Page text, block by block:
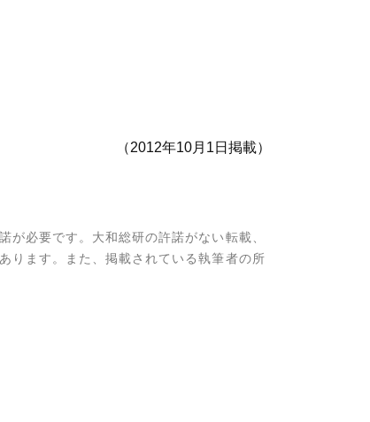
（2012年10月1日掲載）
必要です。大和総研の許諾がない転載、
ります。また、掲載されている執筆者の所